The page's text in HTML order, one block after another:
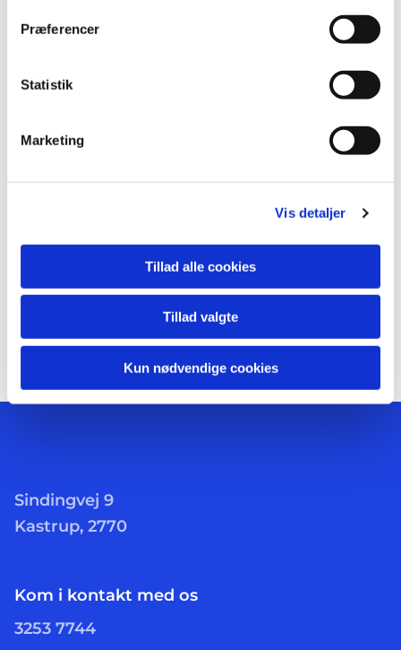
Præferencer
Statistik
Marketing
Vis detaljer
Tillad alle cookies
Tillad valgte
Kun nødvendige cookies
Sindingvej 9
Kastrup, 2770
Kom i kontakt med os
3253 7744